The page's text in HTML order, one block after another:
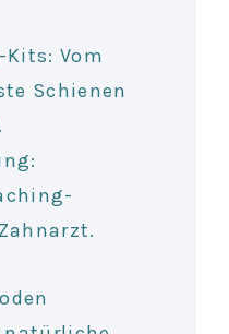
Vom
Schienen